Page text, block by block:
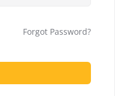
Forgot Password?